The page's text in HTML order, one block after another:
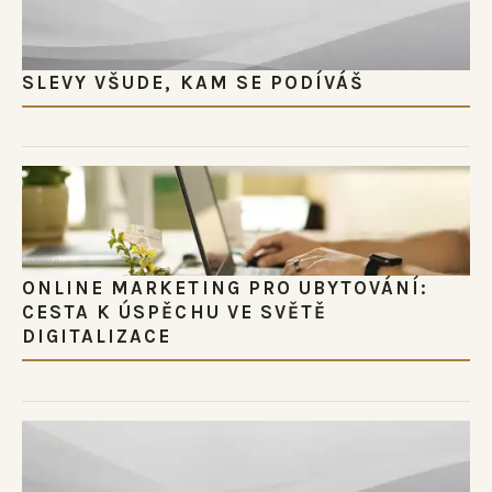
SLEVY VŠUDE, KAM SE PODÍVÁŠ
ONLINE MARKETING PRO UBYTOVÁNÍ:
CESTA K ÚSPĚCHU VE SVĚTĚ
DIGITALIZACE